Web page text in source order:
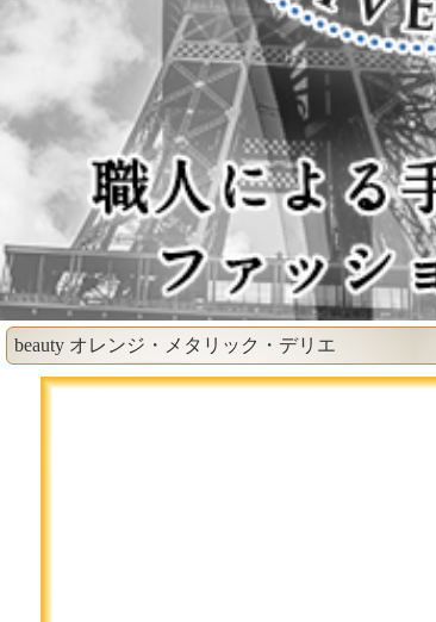
beauty オレンジ・メタリック・デリエ